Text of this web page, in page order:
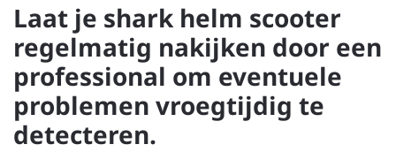
Laat je shark helm scooter
regelmatig nakijken door een
professional om eventuele
problemen vroegtijdig te
detecteren.